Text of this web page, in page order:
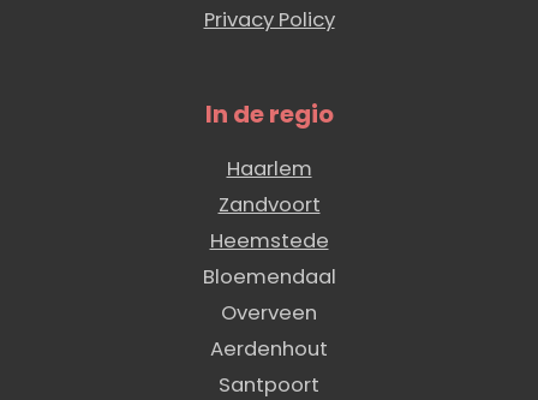
Privacy Policy
In de regio
Haarlem
Zandvoort
Heemstede
Bloemendaal
Overveen
Aerdenhout
Santpoort